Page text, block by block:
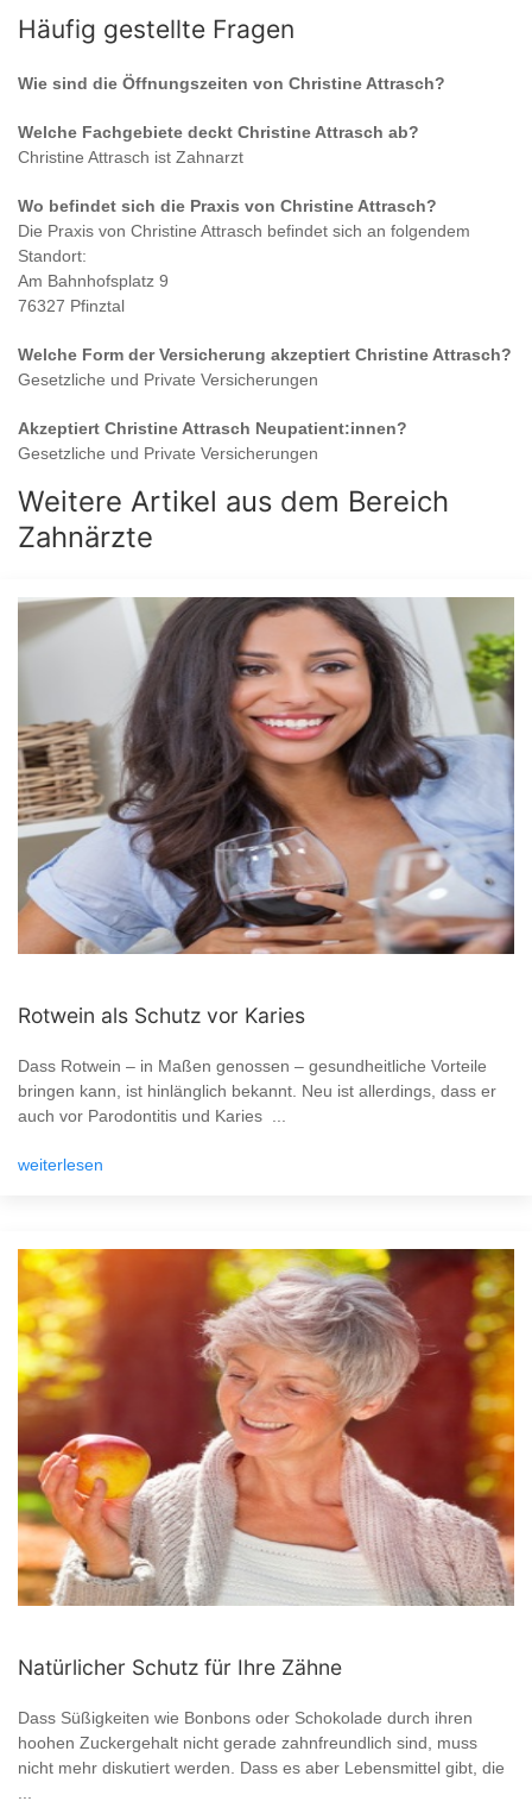
Häufig gestellte Fragen
Wie sind die Öffnungszeiten von Christine Attrasch?
Welche Fachgebiete deckt Christine Attrasch ab?
Christine Attrasch ist Zahnarzt
Wo befindet sich die Praxis von Christine Attrasch?
Die Praxis von Christine Attrasch befindet sich an folgendem
Standort:
Am Bahnhofsplatz 9
76327 Pfinztal
Welche Form der Versicherung akzeptiert Christine Attrasch?
Gesetzliche und Private Versicherungen
Akzeptiert Christine Attrasch Neupatient:innen?
Gesetzliche und Private Versicherungen
Weitere Artikel aus dem Bereich
Zahnärzte
Rotwein als Schutz vor Karies
Dass Rotwein – in Maßen genossen – gesundheitliche Vorteile
bringen kann, ist hinlänglich bekannt. Neu ist allerdings, dass er
auch vor Parodontitis und Karies ...
weiterlesen
Natürlicher Schutz für Ihre Zähne
Dass Süßigkeiten wie Bonbons oder Schokolade durch ihren
hoohen Zuckergehalt nicht gerade zahnfreundlich sind, muss
nicht mehr diskutiert werden. Dass es aber Lebensmittel gibt, die
...